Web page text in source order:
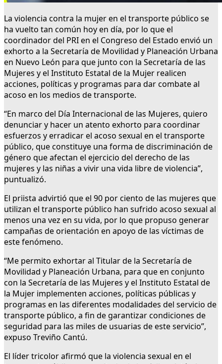
La violencia contra la mujer en el transporte público se
ha vuelto tan común hoy en día, por lo que el
coordinador del PRI en el Congreso del Estado envió un
exhorto a la Secretaría de Movilidad y Planeación Urbana
en Nuevo León para que junto con la Secretaría de las
Mujeres y el Instituto Estatal de la Mujer realicen
acciones, políticas y programas para dar combate al
acoso en los medios de transporte.
“En marco del Día Internacional de las Mujeres, quiero
denunciar y hacer un atento exhorto para coordinar
esfuerzos y erradicar el acoso sexual en el transporte
público, que constituye una forma de discriminación de
género que afectan el ejercicio del derecho de las
mujeres y las niñas a vivir una vida libre de violencia”,
puntualizó.
El priista advirtió que el 90 por ciento de las mujeres que
utilizan el transporte público han sufrido acoso sexual al
menos una vez en su vida, por lo que propuso generar
campañas de orientación en apoyo de las víctimas de
este fenómeno.
“Me permito exhortar al Titular de la Secretaría de
Movilidad y Planeación Urbana, para que en conjunto
con la Secretaría de las Mujeres y el Instituto Estatal de
la Mujer implementen acciones, políticas públicas y
programas en las diferentes modalidades del servicio de
transporte público, a fin de garantizar condiciones de
seguridad para las miles de usuarias de este servicio”,
expuso Treviño Cantú.
El líder tricolor afirmó que la violencia sexual en el